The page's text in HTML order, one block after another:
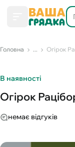
Головна ... Огірок
В наявності
Огірок
немає відгуків